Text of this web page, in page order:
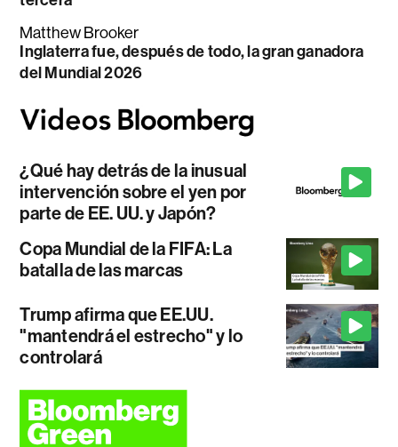
Matthew Brooker
Inglaterra fue, después de todo, la gran ganadora
del Mundial 2026
¿Qué hay detrás de la inusual
intervención sobre el yen por
parte de EE. UU. y Japón?
Copa Mundial de la FIFA: La
batalla de las marcas
Trump afirma que EE.UU.
"mantendrá el estrecho" y lo
controlará